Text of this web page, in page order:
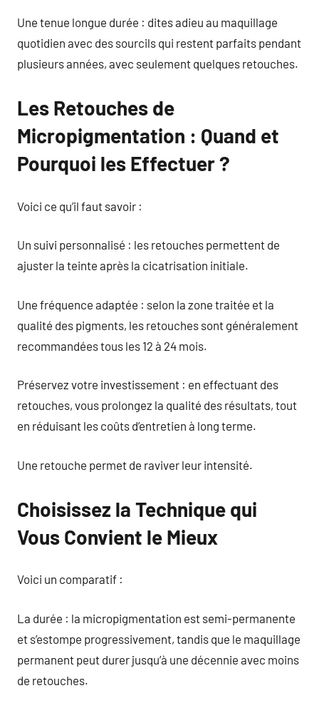
Une tenue longue durée : dites adieu au maquillage
quotidien avec des sourcils qui restent parfaits pendant
plusieurs années, avec seulement quelques retouches.
Les Retouches de
Micropigmentation : Quand et
Pourquoi les Effectuer ?
Voici ce qu’il faut savoir :
Un suivi personnalisé : les retouches permettent de
ajuster la teinte après la cicatrisation initiale.
Une fréquence adaptée : selon la zone traitée et la
qualité des pigments, les retouches sont généralement
recommandées tous les 12 à 24 mois.
Préservez votre investissement : en effectuant des
retouches, vous prolongez la qualité des résultats, tout
en réduisant les coûts d’entretien à long terme.
Une retouche permet de raviver leur intensité.
Choisissez la Technique qui
Vous Convient le Mieux
Voici un comparatif :
La durée : la micropigmentation est semi-permanente
et s’estompe progressivement, tandis que le maquillage
permanent peut durer jusqu’à une décennie avec moins
de retouches.